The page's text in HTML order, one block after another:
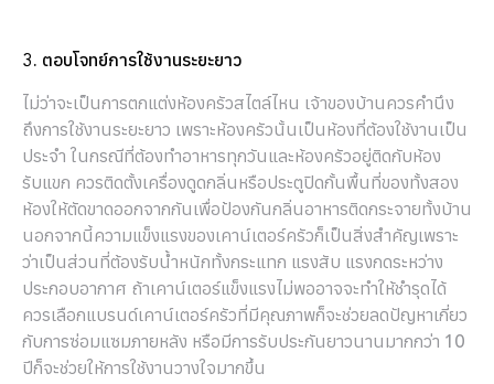
3. ตอบโจทย์การใช้งานระยะยาว
ไม่ว่าจะเป็นการตกแต่งห้องครัวสไตล์ไหน เจ้าของบ้านควรคำนึง
ถึงการใช้งานระยะยาว เพราะห้องครัวนั้นเป็นห้องที่ต้องใช้งานเป็น
ประจำ ในกรณีที่ต้องทำอาหารทุกวันและห้องครัวอยู่ติดกับห้อง
รับแขก ควรติดตั้งเครื่องดูดกลิ่นหรือประตูปิดกั้นพื้นที่ของทั้งสอง
ห้องให้ตัดขาดออกจากกันเพื่อป้องกันกลิ่นอาหารติดกระจายทั้งบ้าน
นอกจากนี้ความแข็งแรงของเคาน์เตอร์ครัวก็เป็นสิ่งสำคัญเพราะ
ว่าเป็นส่วนที่ต้องรับน้ำหนักทั้งกระแทก แรงสับ แรงกดระหว่าง
ประกอบอากาศ ถ้าเคาน์เตอร์แข็งแรงไม่พออาจจะทำให้ชำรุดได้
ควรเลือกแบรนด์เคาน์เตอร์ครัวที่มีคุณภาพก็จะช่วยลดปัญหาเกี่ยว
กับการซ่อมแซมภายหลัง หรือมีการรับประกันยาวนานมากกว่า 10
ปีก็จะช่วยให้การใช้งานวางใจมากขึ้น